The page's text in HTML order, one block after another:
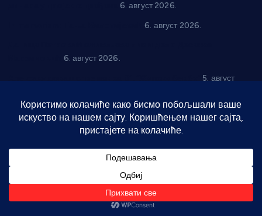
6. август 2026.
6. август 2026.
6. август 2026.
5. август
Нова игралишта стижу у Бошњане, Доњи Катун и Парцане
5. август 2026.